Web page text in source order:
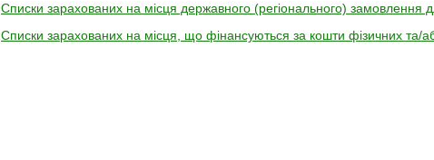
Списки зарахованих на місця державного (регіонального) замовлення
Списки зарахованих на місця, що фінансуються за кошти фізичних та/